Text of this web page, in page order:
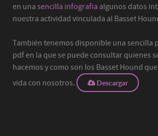
en una sencilla infografia algunos datos
nuestra actividad vinculada al Basset
También tenemos disponible una sencilla
pdf en la que se puede consultar quienes
hacemos y como son los Basset Hound
vida con nosotros.
Descargar